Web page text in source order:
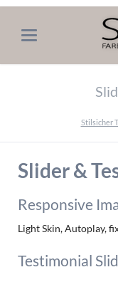
Stilsicher
Slider &
Responsive
Light Skin, Autoplay,
Testimonial